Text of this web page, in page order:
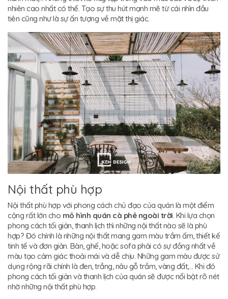
nhiên cao nhất có thể. Tạo sự thu hút mạnh mẽ từ cái nhìn đầu
tiên cũng như là sự ấn tượng về mặt thị giác.
Nội thất phù hợp
Nội thất phù hợp với phong cách chủ đạo của quán là một điểm
cộng rất lớn cho mô hình quán cà phê ngoài trời . Khi lựa chọn
phong cách tối giản, thanh lịch thì những nội thất nào sẽ là phù
hợp? Đó chính là những nội thất mang gam màu trầm ấm, thiết kế
tinh tế và đơn giản. Bàn, ghế, hoặc sofa phải có sự đồng nhất về
màu tạo cảm giác thoải mái và dễ chịu. Những gam màu được sử
dụng rộng rãi chính là đen, trắng, nâu gỗ trầm, vàng đất,… Khi đó
phong cách tối giản và thanh lịch của quán sẽ được nổi bật rõ nét
nhờ những nội thất phù hợp.